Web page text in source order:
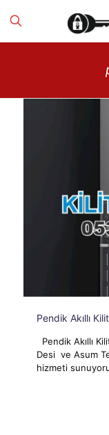
Pendik Akıllı Kilit
Pendik Akıllı
Desi ve Asum
hizmeti